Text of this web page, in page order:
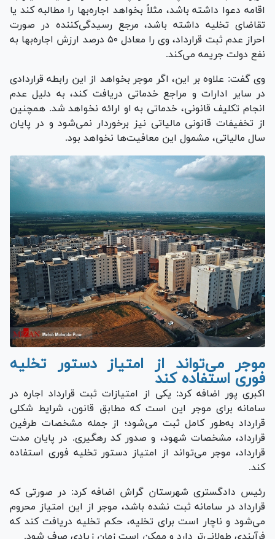
اقامه دعوا داشته باشد، مثلاً بخواهد اجاره‌بها را مطالبه کند یا
تقاضای تخلیه داشته باشد، مرجع رسیدگی‌کننده در صورت
احراز عدم ثبت قرارداد، وی را معادل ۵۰ درصد ارزش اجاره‌بها به
نفع دولت جریمه می‌کند.
وی گفت: علاوه بر این، اگر موجر بخواهد از این رابطه قراردادی
در سایر ادارات و مراجع خدماتی دریافت کند، به دلیل عدم
انجام تکلیف قانونی، خدماتی به او ارائه نخواهد شد. همچنین
از تخفیفات قانونی مالیاتی نیز برخوردار نمی‌شود و در پایان
سال مالیاتی، مشمول این معافیت‌ها نخواهد بود.
موجر می‌تواند از امتیاز دستور تخلیه
فوری استفاده کند
اکبری پور اضافه کرد: یکی از امتیازات ثبت قرارداد اجاره در
سامانه برای موجر این است که مطابق قانون، شرایط شکلی
قرارداد به‌طور کامل ثبت می‌شود؛ از جمله مشخصات طرفین
قرارداد، مشخصات شهود، و صدور کد رهگیری. در پایان مدت
قرارداد، موجر می‌تواند از امتیاز دستور تخلیه فوری استفاده
کند.
رئیس دادگستری شهرستان گراش اضافه کرد: در صورتی که
قرارداد در سامانه ثبت نشده باشد، موجر از این امتیاز محروم
می‌شود و ناچار است برای تخلیه، حکم تخلیه دریافت کند که
فرآیندی طولانی‌تر دارد و ممکن است زمان زیادی صرف شود.